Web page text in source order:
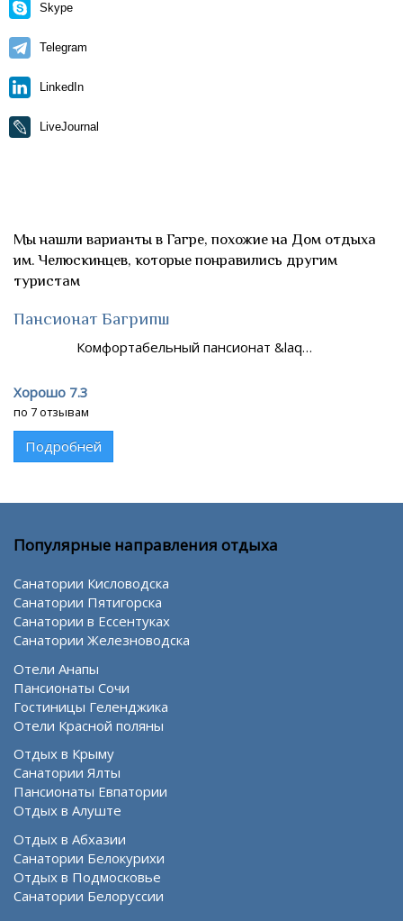
Skype
Telegram
LinkedIn
LiveJournal
Мы нашли варианты в Гагре, похожие на Дом отдыха
им. Челюскинцев, которые понравились другим
туристам
Пансионат Багрипш
Комфортабельный пансионат &laq…
Хорошо 7.3
по 7 отзывам
Подробней
Популярные направления отдыха
Санатории Кисловодска
Санатории Пятигорска
Санатории в Ессентуках
Санатории Железноводска
Отели Анапы
Пансионаты Сочи
Гостиницы Геленджика
Отели Красной поляны
Отдых в Крыму
Санатории Ялты
Пансионаты Евпатории
Отдых в Алуште
Отдых в Абхазии
Санатории Белокурихи
Отдых в Подмосковье
Санатории Белоруссии